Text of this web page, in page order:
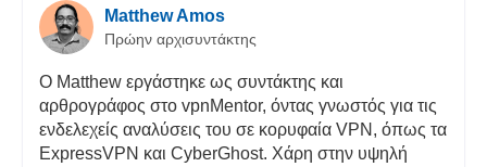
Matthew Amos
Πρώην αρχισυντάκτης
Ο Matthew εργάστηκε ως συντάκτης και
αρθρογράφος στο vpnMentor, όντας γνωστός για τις
ενδελεχείς αναλύσεις του σε κορυφαία VPN, όπως τα
ExpressVPN και CyberGhost. Χάρη στην υψηλή